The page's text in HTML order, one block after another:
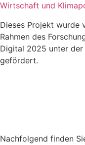
Wirtschaft und
Dieses Projekt wurde
Rahmen des
Digital 2025 unter der
gefördert.
Nachfolgend finden